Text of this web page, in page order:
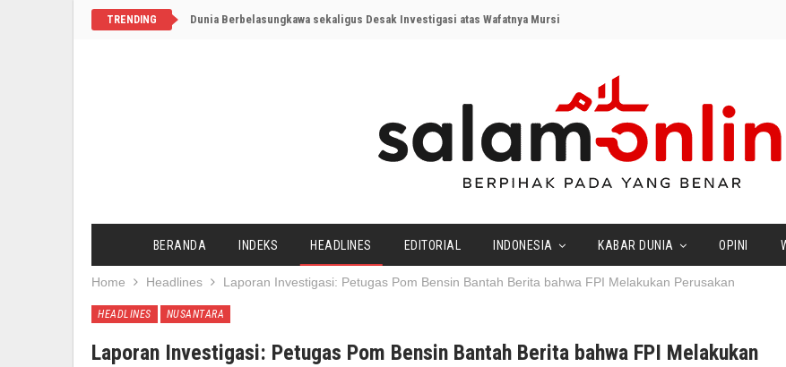
TRENDING Dunia Berbelasungkawa sekaligus Desak Investigasi atas Wafatnya Mursi
BERANDA INDEKS HEADLINES EDITORIAL INDONESIA KABAR DUNIA OPINI
Home Headlines Laporan Investigasi: Petugas Pom Bensin Bantah Berita bahwa FPI Melakukan Perusakan
HEADLINES NUSANTARA
Laporan Investigasi: Petugas Pom Bensin Bantah Berita bahwa FPI Melakukan